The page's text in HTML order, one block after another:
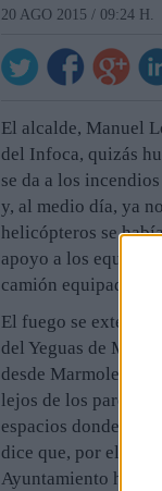
20 AGO 2015 / 09:24 H.
El alcalde, Manuel
del Infoca, quizás
se da a los
y, al medio día, ya
helicópteros se
apoyo a los equipos
camión equipado
El fuego se
del Yeguas de
desde Marmolejo,
lejos de los
espacios donde el
dice que, por el
Ayuntamiento hizo